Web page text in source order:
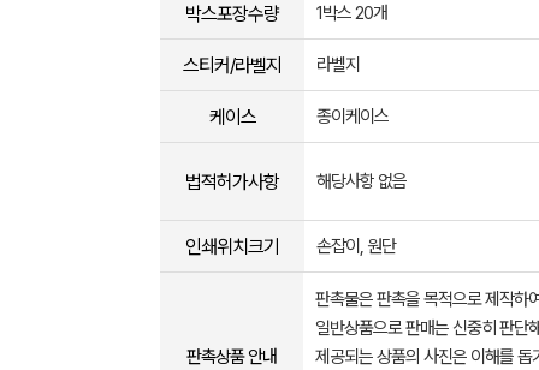
박스포장수량 1박스 20개
스티커/라벨지 라벨지
케이스 종이케이스
법적허가사항 해당사항 없음
인쇄위치크기 손잡이, 원단
판촉상품 안내
판촉물은 판촉을 목적으로 제작하
일반상품으로 판매는 신중히 판단
제공되는 상품의 사진은 이해를